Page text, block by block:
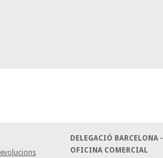
DELEGACIÓ BARCELONA -
OFICINA COMERCIAL